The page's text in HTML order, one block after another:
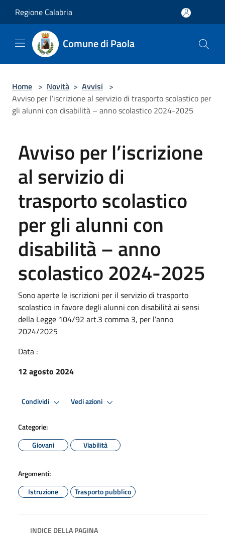
Regione Calabria
Comune di Paola
Home > Novità > Avvisi >
Avviso per l’iscrizione al servizio di trasporto scolastico per
gli alunni con disabilità – anno scolastico 2024-2025
Avviso per l’iscrizione
al servizio di
trasporto scolastico
per gli alunni con
disabilità – anno
scolastico 2024-2025
Sono aperte le iscrizioni per il servizio di trasporto
scolastico in favore degli alunni con disabilità ai sensi
della Legge 104/92 art.3 comma 3, per l’anno
2024/2025
Data :
12 agosto 2024
Condividi Vedi azioni
Categorie:
Giovani
Viabilità
Argomenti:
Istruzione
Trasporto pubblico
INDICE DELLA PAGINA